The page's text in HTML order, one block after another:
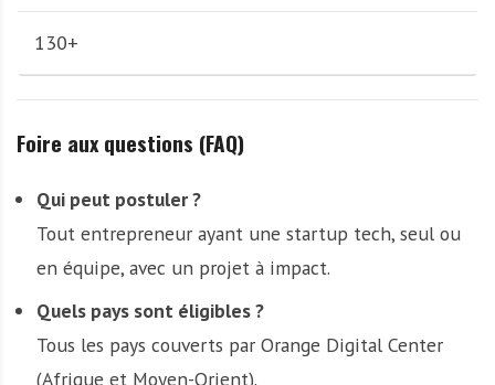
130+
Foire aux questions (FAQ)
Qui peut postuler ?
Tout entrepreneur ayant une startup tech, seul ou
en équipe, avec un projet à impact.
Quels pays sont éligibles ?
Tous les pays couverts par Orange Digital Center
(Afrique et Moyen-Orient).